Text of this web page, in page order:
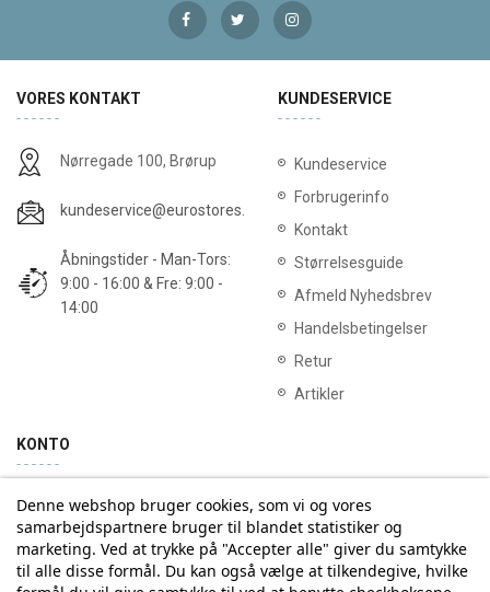
VORES KONTAKT
Nørregade 100, Brørup
kundeservice@eurostores.dk
Åbningstider - Man-Tors:
9:00 - 16:00 & Fre: 9:00 -
14:00
KUNDESERVICE
Kundeservice
Forbrugerinfo
Kontakt
Størrelsesguide
Afmeld Nyhedsbrev
Handelsbetingelser
Retur
Artikler
KONTO
Min konto Ordrehistorik
Denne webshop bruger cookies, som vi og vores
samarbejdspartnere bruger til blandet statistiker og
marketing. Ved at trykke på "Accepter alle" giver du samtykke
til alle disse formål. Du kan også vælge at tilkendegive, hvilke